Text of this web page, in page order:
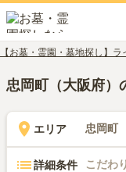
【お墓・霊園・墓地探し】ラ
忠岡町（大阪府）
エリア 忠岡町
詳細条件 こだわ